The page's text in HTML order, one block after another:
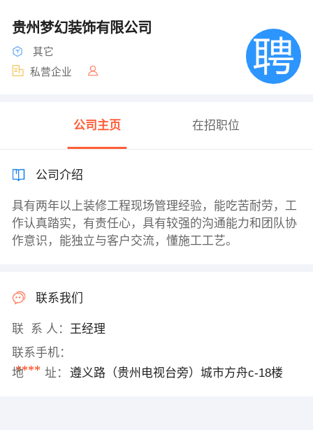
贵州梦幻装饰有限公司
其它
私营企业
公司主页 在招职位
公司介绍
具有两年以上装修工程现场管理经验，能吃苦耐劳，工
作认真踏实，有责任心，具有较强的沟通能力和团队协
作意识，能独立与客户交流，懂施工工艺。
联系我们
联 系 人： 王经理
联系手机：
****
地 址： 遵义路（贵州电视台旁）城市方舟c-18楼